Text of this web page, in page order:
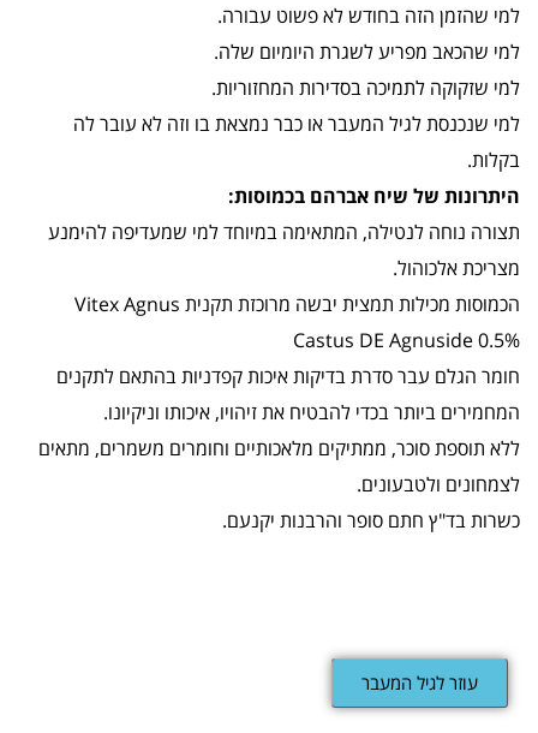
למי שהזמן הזה בחודש לא פשוט עבורה.
למי שהכאב מפריע לשגרת היומיום שלה.
למי שזקוקה לתמיכה בסדירות המחזוריות.
למי שנכנסת לגיל המעבר או כבר נמצאת בו וזה לא עובר לה
בקלות.
היתרונות של שיח אברהם בכמוסות:
תצורה נוחה לנטילה, המתאימה במיוחד למי שמעדיפה להימנע
מצריכת אלכוהול.
הכמוסות מכילות תמצית יבשה מרוכזת תקנית Vitex Agnus
Castus DE Agnuside 0.5%
חומר הגלם עבר סדרת בדיקות איכות קפדניות בהתאם לתקנים
המחמירים ביותר בכדי להבטיח את זיהויו, איכותו וניקיונו.
ללא תוספת סוכר, ממתיקים מלאכותיים וחומרים משמרים, מתאים
לצמחונים ולטבעונים.
כשרות בד"ץ חתם סופר והרבנות יקנעם.
עוזר לגיל המעבר